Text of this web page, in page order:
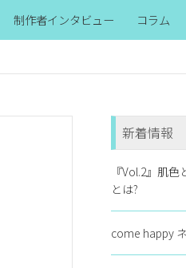
制作者インタビュー コラム
新着情報
『Vol.2』肌
とは?
come happy